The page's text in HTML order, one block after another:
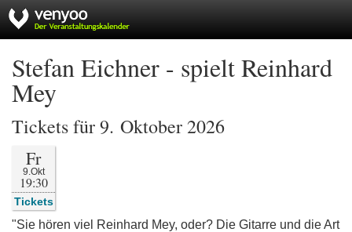
Stefan Eichner - spielt Reinhard
Mey
Tickets für 9. Oktober 2026
Fr
9.Okt
19:30
Tickets
"Sie hören viel Reinhard Mey, oder? Die Gitarre und die Art